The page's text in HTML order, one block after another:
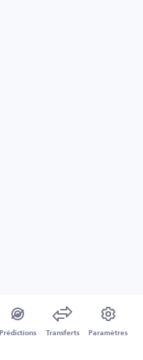
Prédictions Transferts Paramètres